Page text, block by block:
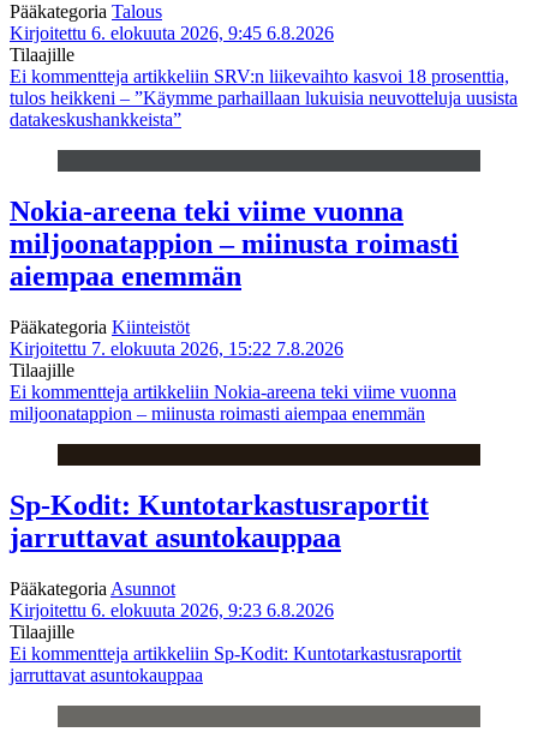
Pääkategoria Talous
Kirjoitettu 6. elokuuta 2026, 9:45 6.8.2026
Tilaajille
Ei kommentteja artikkeliin SRV:n liikevaihto kasvoi 18 prosenttia,
tulos heikkeni – ”Käymme parhaillaan lukuisia neuvotteluja uusista
datakeskushankkeista”
Nokia-areena teki viime vuonna
miljoonatappion – miinusta roimasti
aiempaa enemmän
Pääkategoria Kiinteistöt
Kirjoitettu 7. elokuuta 2026, 15:22 7.8.2026
Tilaajille
Ei kommentteja artikkeliin Nokia-areena teki viime vuonna
miljoonatappion – miinusta roimasti aiempaa enemmän
Sp-Kodit: Kuntotarkastusraportit
jarruttavat asuntokauppaa
Pääkategoria Asunnot
Kirjoitettu 6. elokuuta 2026, 9:23 6.8.2026
Tilaajille
Ei kommentteja artikkeliin Sp-Kodit: Kuntotarkastusraportit
jarruttavat asuntokauppaa